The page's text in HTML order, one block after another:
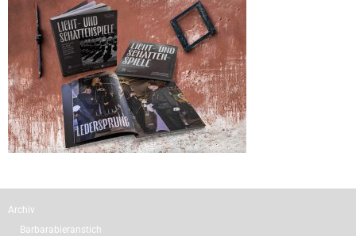
Archiv
Barbarabieranstich